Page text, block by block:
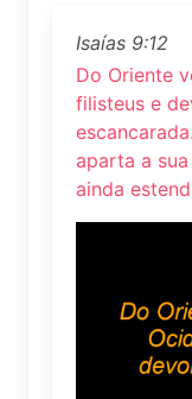
Isaías 9:12
Do Oriente
filisteus e
aparta a
ainda